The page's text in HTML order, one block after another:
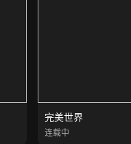
完美世界
连载中